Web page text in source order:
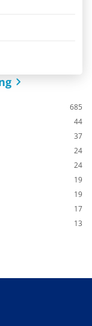
685
44
37
24
24
19
19
17
13